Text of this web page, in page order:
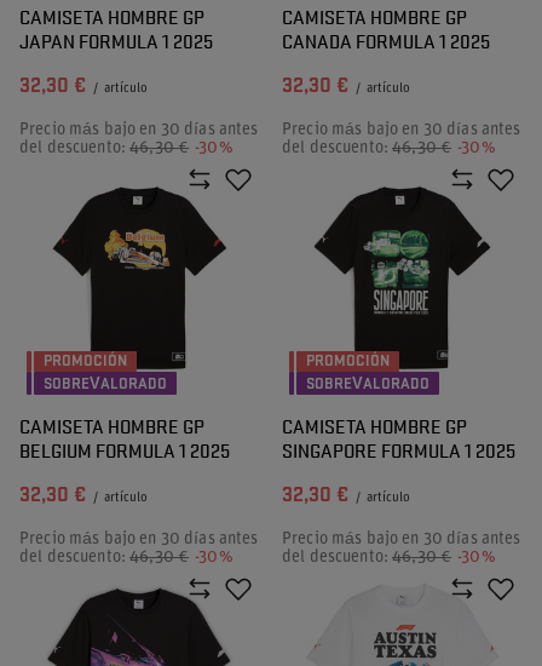
CAMISETA HOMBRE GP
JAPAN FORMULA 1 2025
32,30 € / artículo
Precio más bajo en 30 días antes
del descuento:46,30 € -30%
CAMISETA HOMBRE GP
CANADA FORMULA 1 2025
32,30 € / artículo
Precio más bajo en 30 días antes
del descuento:46,30 € -30%
PROMOCIÓN
SOBREVALORADO
CAMISETA HOMBRE GP
BELGIUM FORMULA 1 2025
32,30 € / artículo
Precio más bajo en 30 días antes
del descuento:46,30 € -30%
PROMOCIÓN
SOBREVALORADO
CAMISETA HOMBRE GP
SINGAPORE FORMULA 1 2025
32,30 € / artículo
Precio más bajo en 30 días antes
del descuento:46,30 € -30%